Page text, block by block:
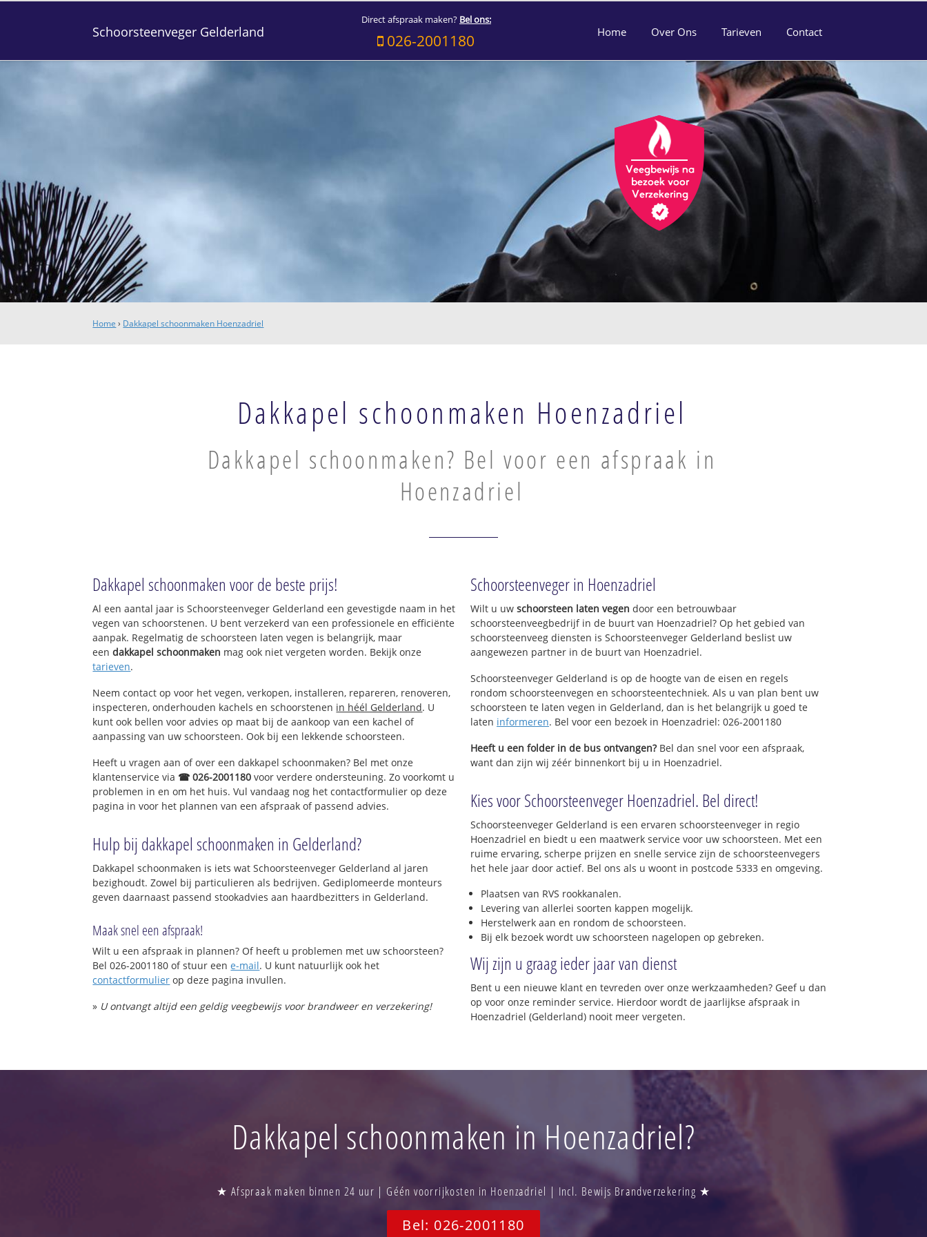
Schoorsteenveger Gelderland
Direct afspraak maken? Bel ons:
026-2001180 Home Over Ons Tarieven Contact
Home › Dakkapel schoonmaken Hoenzadriel
Dakkapel schoonmaken Hoenzadriel
Dakkapel schoonmaken? Bel voor een afspraak in
Hoenzadriel
Dakkapel schoonmaken voor de beste prijs!
Al een aantal jaar is Schoorsteenveger Gelderland een gevestigde naam in het
vegen van schoorstenen. U bent verzekerd van een professionele en efficiënte
aanpak. Regelmatig de schoorsteen laten vegen is belangrijk, maar
eendakkapel schoonmaken mag ook niet vergeten worden. Bekijk onze
tarieven.
Neem contact op voor het vegen, verkopen, installeren, repareren, renoveren,
inspecteren, onderhouden kachels en schoorstenen in héél Gelderland. U
kunt ook bellen voor advies op maat bij de aankoop van een kachel of
aanpassing van uw schoorsteen. Ook bij een lekkende schoorsteen.
Heeft u vragen aan of over een dakkapel schoonmaken? Bel met onze
klantenservice via ☎ 026-2001180 voor verdere ondersteuning. Zo voorkomt u
problemen in en om het huis. Vul vandaag nog het contactformulier op deze
pagina in voor het plannen van een afspraak of passend advies.
Hulp bij dakkapel schoonmaken in Gelderland?
Dakkapel schoonmaken is iets wat Schoorsteenveger Gelderland al jaren
bezighoudt. Zowel bij particulieren als bedrijven. Gediplomeerde monteurs
geven daarnaast passend stookadvies aan haardbezitters in Gelderland.
Maak snel een afspraak!
Wilt u een afspraak in plannen? Of heeft u problemen met uw schoorsteen?
Bel 026-2001180 of stuur eene-mail. U kunt natuurlijk ook het
contactformulier op deze pagina invullen.
» U ontvangt altijd een geldig veegbewijs voor brandweer en verzekering!
Schoorsteenveger in Hoenzadriel
Wilt u uw schoorsteen laten vegen door een betrouwbaar
schoorsteenveegbedrijf in de buurt van Hoenzadriel? Op het gebied van
schoorsteenveeg diensten is Schoorsteenveger Gelderland beslist uw
aangewezen partner in de buurt van Hoenzadriel.
Schoorsteenveger Gelderland is op de hoogte van de eisen en regels
rondom schoorsteenvegen en schoorsteentechniek. Als u van plan bent uw
schoorsteen te laten vegen in Gelderland, dan is het belangrijk u goed te
laten informeren. Bel voor een bezoek in Hoenzadriel: 026-2001180
Heeft u een folder in de bus ontvangen?Bel dan snel voor een afspraak,
want dan zijn wij zéér binnenkort bij u in Hoenzadriel.
Kies voor Schoorsteenveger Hoenzadriel. Bel direct!
Schoorsteenveger Gelderland is een ervaren schoorsteenveger in regio
Hoenzadriel en biedt u een maatwerk service voor uw schoorsteen. Met een
ruime ervaring, scherpe prijzen en snelle service zijn de schoorsteenvegers
het hele jaar door actief. Bel ons als u woont in postcode 5333 en omgeving.
Plaatsen van RVS rookkanalen.
Levering van allerlei soorten kappen mogelijk.
Herstelwerk aan en rondom de schoorsteen.
Bij elk bezoek wordt uw schoorsteen nagelopen op gebreken.
Wij zijn u graag ieder jaar van dienst
Bent u een nieuwe klant en tevreden over onze werkzaamheden? Geef u dan
op voor onze reminder service. Hierdoor wordt de jaarlijkse afspraak in
Hoenzadriel (Gelderland) nooit meer vergeten.
Dakkapel schoonmaken in Hoenzadriel?
★ Afspraak maken binnen 24 uur | Géén voorrijkosten in Hoenzadriel | Incl. Bewijs Brandverzekering ★
Bel: 026-2001180